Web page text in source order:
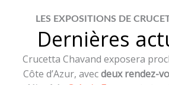
LES EXPOSITIONS DE
Dernières
Crucetta Chavand exposera
Côte d’Azur, avecdeux rendez-